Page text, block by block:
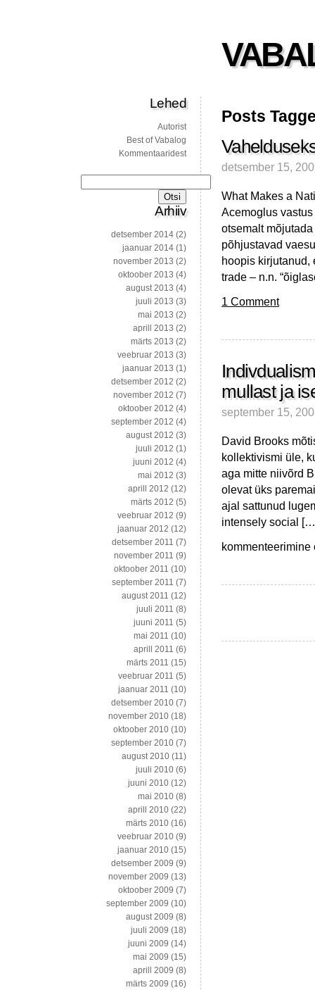
Posts
detsember 15,
What Makes a
Acemoglus
otsemalt
põhjustavad
hoopis kirjutanud,
trade – n.n.
1 Comment
mullast ja
september 15,
David Brooks
kollektivismi üle,
aga mitte niivõrd
olevat üks
ajal sattunud
intensely social
Indivdualismist,
mullast
Lehed
Autorist
Best of Vabalog
Kommentaaridest
Arhiiv
detsember 2014 (2)
jaanuar 2014 (1)
november 2013 (2)
oktoober 2013 (4)
august 2013 (4)
juuli 2013 (3)
mai 2013 (2)
aprill 2013 (2)
märts 2013 (2)
veebruar 2013 (3)
jaanuar 2013 (1)
detsember 2012 (2)
november 2012 (7)
oktoober 2012 (4)
september 2012 (4)
august 2012 (3)
juuli 2012 (1)
juuni 2012 (4)
mai 2012 (3)
aprill 2012 (12)
märts 2012 (5)
veebruar 2012 (9)
jaanuar 2012 (12)
detsember 2011 (7)
november 2011 (9)
oktoober 2011 (10)
september 2011 (7)
august 2011 (12)
juuli 2011 (8)
juuni 2011 (5)
mai 2011 (10)
aprill 2011 (6)
märts 2011 (15)
veebruar 2011 (5)
jaanuar 2011 (10)
detsember 2010 (7)
november 2010 (18)
oktoober 2010 (10)
september 2010 (7)
august 2010 (11)
juuli 2010 (6)
juuni 2010 (12)
mai 2010 (8)
aprill 2010 (22)
märts 2010 (16)
veebruar 2010 (9)
jaanuar 2010 (15)
detsember 2009 (9)
november 2009 (13)
oktoober 2009 (7)
september 2009 (10)
august 2009 (8)
juuli 2009 (18)
juuni 2009 (14)
mai 2009 (15)
aprill 2009 (8)
märts 2009 (16)